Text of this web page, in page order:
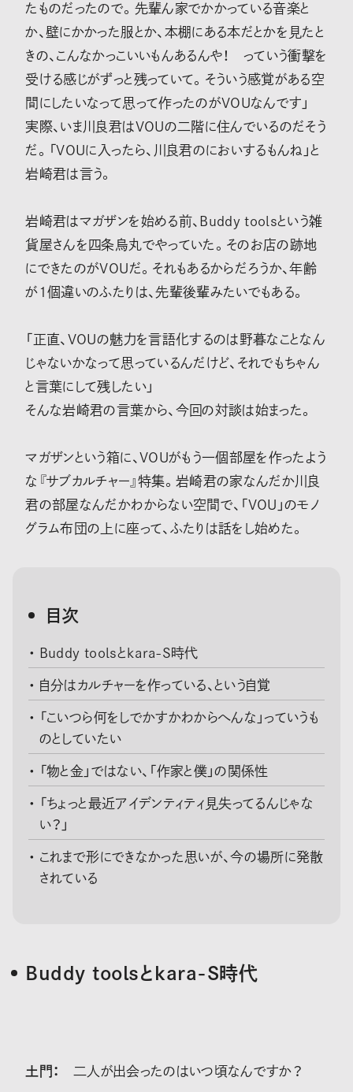
たものだったので。先輩ん家でかかっている音楽と
か、壁にかかった服とか、本棚にある本だとかを見たと
きの、こんなかっこいいもんあるんや！ っていう衝撃を
受ける感じがずっと残っていて。そういう感覚がある空
間にしたいなって思って作ったのがVOUなんです」
実際、いま川良君はVOUの二階に住んでいるのだそう
だ。「VOUに入ったら、川良君のにおいするもんね」と
岩崎君は言う。
岩崎君はマガザンを始める前、Buddy toolsという雑
貨屋さんを四条烏丸でやっていた。そのお店の跡地
にできたのがVOUだ。それもあるからだろうか、年齢
が1個違いのふたりは、先輩後輩みたいでもある。
「正直、VOUの魅力を言語化するのは野暮なことなん
じゃないかなって思っているんだけど、それでもちゃん
と言葉にして残したい」
そんな岩崎君の言葉から、今回の対談は始まった。
マガザンという箱に、VOUがもう一個部屋を作ったよう
な『サブカルチャー』特集。岩崎君の家なんだか川良
君の部屋なんだかわからない空間で、「VOU」のモノ
グラム布団の上に座って、ふたりは話をし始めた。
目次
Buddy toolsとkara-S時代
自分はカルチャーを作っている、という自覚
「こいつら何をしでかすかわからへんな」っていうも
のとしていたい
「物と金」ではない、「作家と僕」の関係性
「ちょっと最近アイデンティティ見失ってるんじゃな
い？」
これまで形にできなかった思いが、今の場所に発散
されている
Buddy toolsとkara-S時代
土門： 二人が出会ったのはいつ頃なんですか？